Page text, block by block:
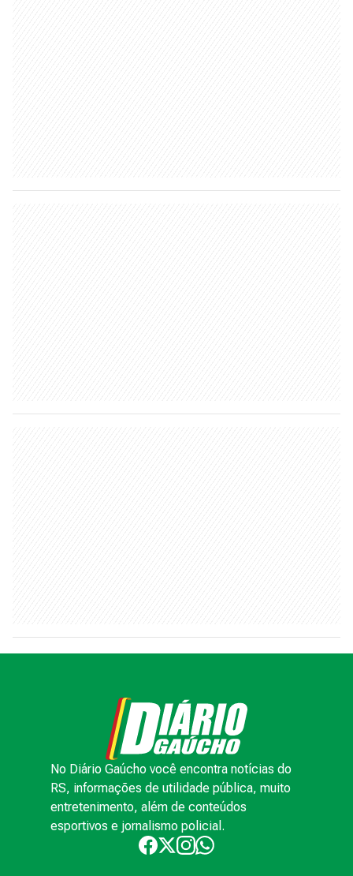
No Diário Gaúcho você encontra notícias do
RS, informações de utilidade pública, muito
entretenimento, além de conteúdos
esportivos e jornalismo policial.